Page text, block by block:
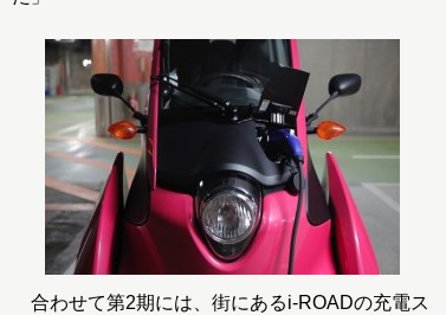
合わせて第2期には、街にあるi-ROADの充電ス